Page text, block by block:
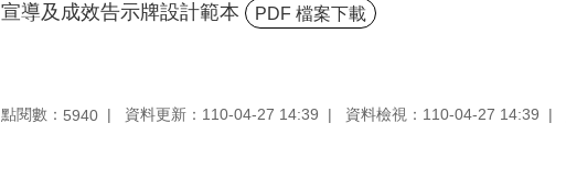
宣導及成效告示牌設計範本 PDF 檔案下載
點閱數： 5940 資料更新：110-04-27 14:39 資料檢視：110-04-27 14:39